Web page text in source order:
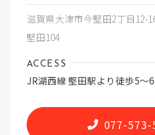
滋賀県大津市今堅田2丁目12-
堅田104
ACCESS
JR湖西線 堅田駅より徒歩5〜
077-573-